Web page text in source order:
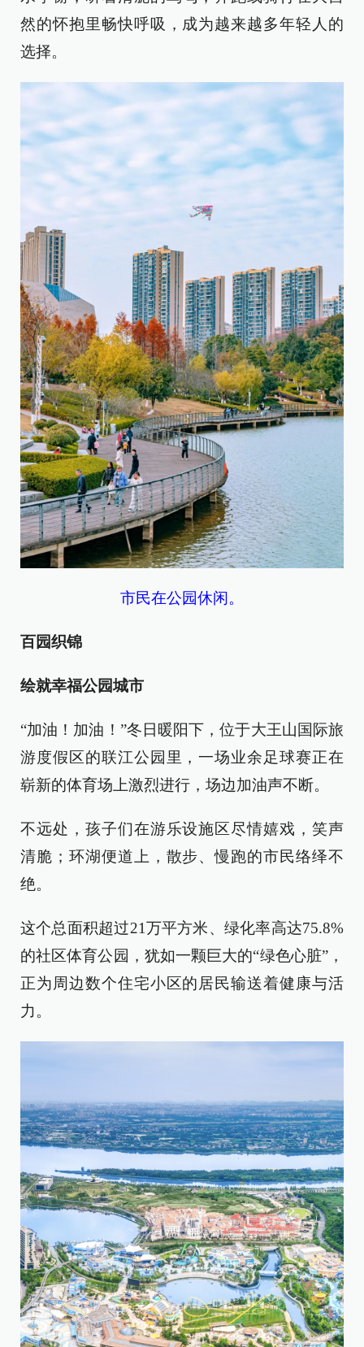
然的怀抱里畅快呼吸，成为越来越多年轻人的
选择。
市民在公园休闲。
百园织锦
绘就幸福公园城市
“加油！加油！”冬日暖阳下，位于大王山国际旅
游度假区的联江公园里，一场业余足球赛正在
崭新的体育场上激烈进行，场边加油声不断。
不远处，孩子们在游乐设施区尽情嬉戏，笑声
清脆；环湖便道上，散步、慢跑的市民络绎不
绝。
这个总面积超过21万平方米、绿化率高达75.8%
的社区体育公园，犹如一颗巨大的“绿色心脏”，
正为周边数个住宅小区的居民输送着健康与活
力。